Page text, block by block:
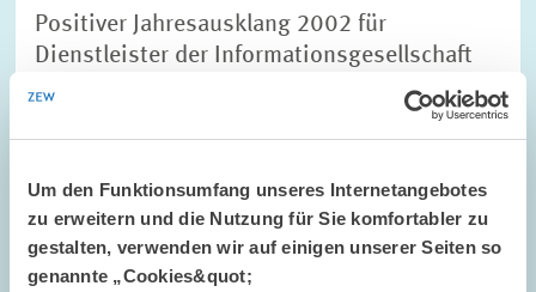
Um den Funktionsumfang unseres Internetangebotes
zu erweitern und die Nutzung für Sie komfortabler zu
gestalten, verwenden wir auf einigen unserer Seiten so
genannte „Cookies&quot;
Positiver Jahresausklang 2002 für
Dienstleister der Informationsgesellschaft
Die Umsatzentwicklung im Wirtschaftszweig Dienstleister der
Informationsgesellschaft hat sich Ende 2002 stabilisiert. So ist
die Jahresumsatzwachstumsrate im vierten Quartal 2002 auf 2,1
DIGITALE ÖKONOMIE KONJUNKTURUMFRAGE